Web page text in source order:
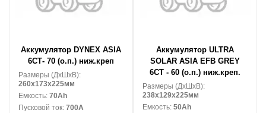
Аккумулятор DYNEX ASIA
6СТ- 70 (о.п.) ниж.креп
Размеры (ДxШxВ):
260x173x225мм
Емкость: 70Ah
Пусковой ток: 700A
Аккумулятор ULTRA
SOLAR ASIA EFB GREY
6СТ - 60 (о.п.) ниж.креп.
Размеры (ДxШxВ):
238x129x225мм
Емкость: 50Ah